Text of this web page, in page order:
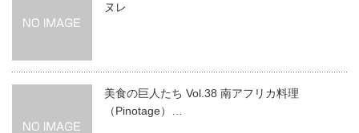
ヌレ
美食の巨人たち Vol.38 南アフリカ料理
（Pinotage）…